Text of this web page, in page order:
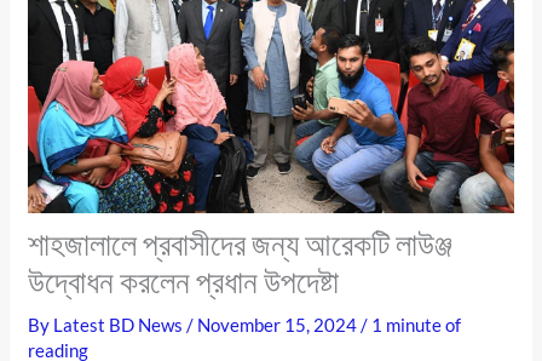
শাহজালালে প্রবাসীদের জন্য আরেকটি লাউঞ্জ
উদ্বোধন করলেন প্রধান উপদেষ্টা
By Latest BD News/ November 15, 2024/ 1 minute of
reading